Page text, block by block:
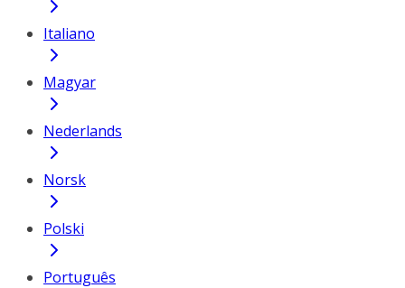
Italiano
Magyar
Nederlands
Norsk
Polski
Português